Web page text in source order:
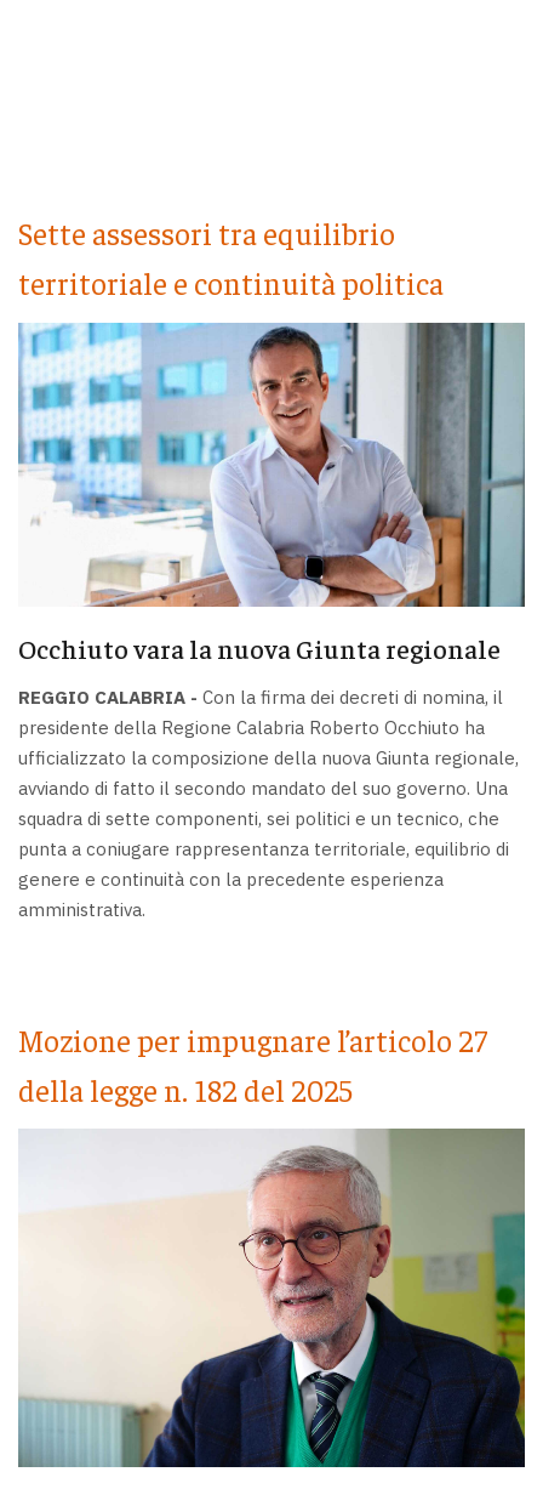
Sette assessori tra equilibrio
territoriale e continuità politica
Occhiuto vara la nuova Giunta regionale
REGGIO CALABRIA - Con la firma dei decreti di nomina, il
presidente della Regione Calabria Roberto Occhiuto ha
ufficializzato la composizione della nuova Giunta regionale,
avviando di fatto il secondo mandato del suo governo. Una
squadra di sette componenti, sei politici e un tecnico, che
punta a coniugare rappresentanza territoriale, equilibrio di
genere e continuità con la precedente esperienza
amministrativa.
Mozione per impugnare l’articolo 27
della legge n. 182 del 2025